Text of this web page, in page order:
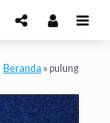
Beranda » pulung